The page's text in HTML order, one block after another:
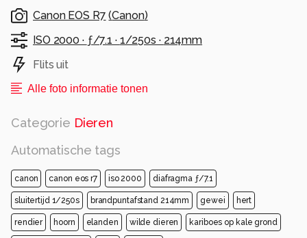
Canon EOS R7 (Canon)
ISO 2000 · ƒ/7.1 · 1/250s · 214mm
Flits uit
Alle foto informatie tonen
Categorie Dieren
Automatische tags
canon canon eos r7 iso 2000 diafragma ƒ/7.1
sluitertijd 1/250s brandpuntafstand 214mm gewei hert
rendier hoorn elanden wilde dieren kariboes op kale grond